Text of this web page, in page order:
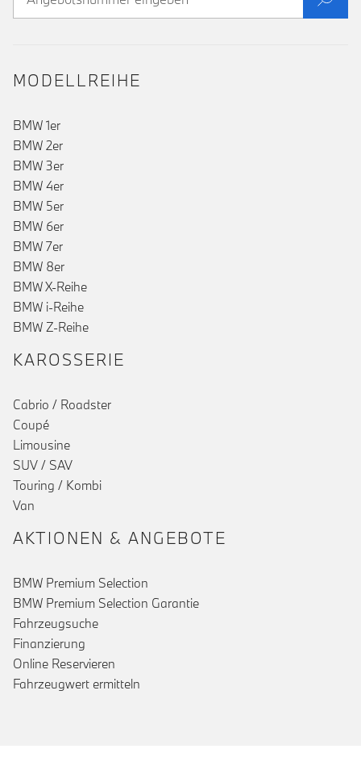
MODELLREIHE
BMW 1er
BMW 2er
BMW 3er
BMW 4er
BMW 5er
BMW 6er
BMW 7er()
BMW 8er
BMW X-Reihe
BMW i-Reihe
BMW Z-Reihe
KAROSSERIE
Cabrio / Roadster
Coupé
Limousine
SUV / SAV
Touring / Kombi
Van
AKTIONEN & ANGEBOTE
BMW Premium Selection
BMW Premium Selection Garantie
Fahrzeugsuche
Finanzierung
Online Reservieren
Fahrzeugwert ermitteln